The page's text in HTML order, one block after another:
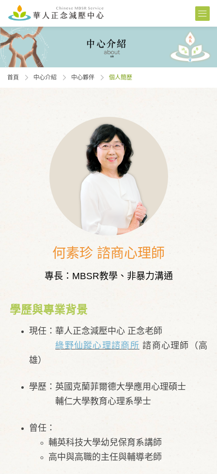
首頁 中心介紹 中心夥伴 個人簡歷
何素珍 諮商心理師
專長：MBSR教學、非暴力溝通
學歷與專業背景
現任：華人正念減壓中心 正念老師
綠野仙蹤心理諮商所 諮商心理師（高
雄）
學歷：英國克蘭菲爾德大學應用心理碩士
輔仁大學教育心理系學士
曾任：
​輔英科技大學幼兒保育系講師
高中與高職的主任與輔導老師